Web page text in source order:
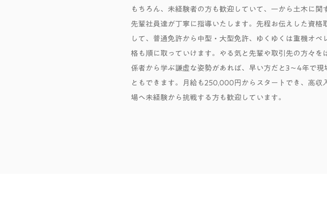
もちろん、未経験者の方も歓迎していて、一から土木に関
先輩社員達が丁寧に指導いたします。先程お伝えした資格
して、普通免許から中型・大型免許、ゆくゆくは重機オペ
格も順に取っていけます。やる気と先輩や取引先の方々を
係者から学ぶ謙虚な姿勢があれば、早い方だと3〜4年で現
ともできます。月給も250,000円からスタートでき、高収
場へ未経験から挑戦する方も歓迎しています。